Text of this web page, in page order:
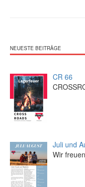
NEUESTE BEITRÄGE
CR 66
Juli und
Wir